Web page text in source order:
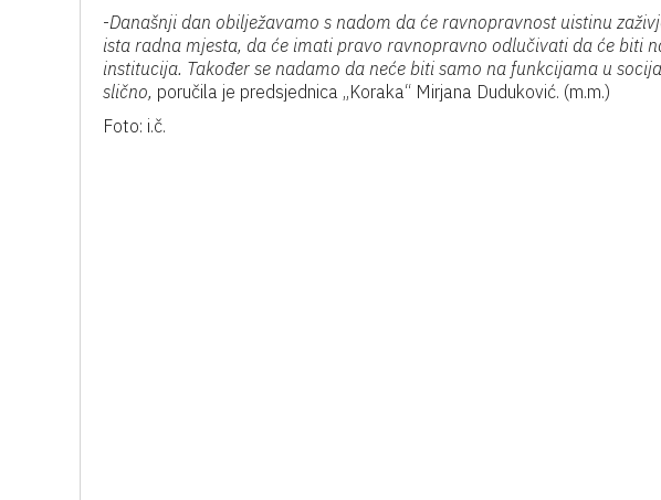
-Današnji dan obilježavamo s nadom da će ravnopravnost uistinu
ista radna mjesta, da će imati pravo ravnopravno odlučivati da će biti
institucija. Također se nadamo da neće biti samo na funkcijama u
slično, poručila je predsjednica „Koraka“ Mirjana Duduković. (m.m.)
Foto: i.č.